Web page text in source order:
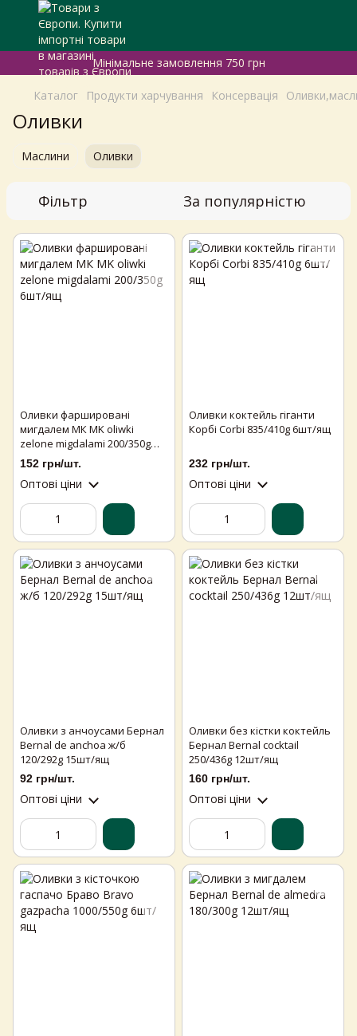
Мінімальне замовлення 750 грн
Каталог Продукти харчування Консервація
Оливки
Маслини Оливки
Фільтр За популярністю
Оливки фаршировані
мигдалем МК MK oliwki
zelone migdalami 200/350g
6шт/ящ
152 грн/шт.
Оптові ціни
Оливки коктейль гіганти
Корбі Corbi 835/410g 6шт/ящ
232 грн/шт.
Оптові ціни
Оливки з анчоусами Бернал
Bernal de anchoa ж/б
120/292g 15шт/ящ
92 грн/шт.
Оптові ціни
Оливки без кістки коктейль
Бернал Bernal cocktail
250/436g 12шт/ящ
160 грн/шт.
Оптові ціни